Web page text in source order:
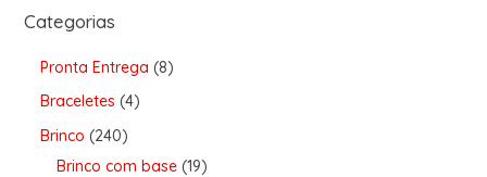
Categorias
Pronta Entrega 8
Braceletes 4
Brinco 240
Brinco com base 19